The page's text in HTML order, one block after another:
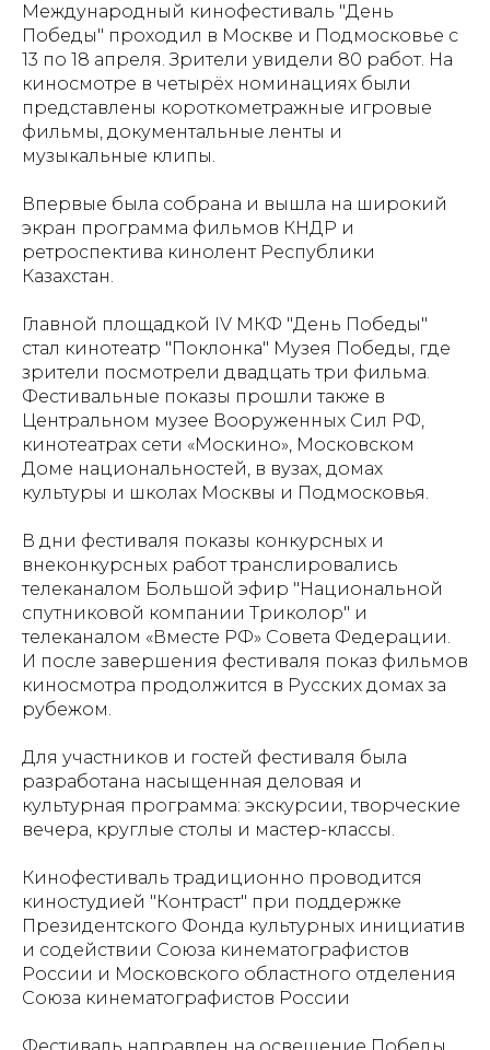
Международный кинофестиваль "День
Победы" проходил в Москве и Подмосковье с
13 по 18 апреля. Зрители увидели 80 работ. На
киносмотре в четырёх номинациях были
представлены короткометражные игровые
фильмы, документальные ленты и
музыкальные клипы.
Впервые была собрана и вышла на широкий
экран программа фильмов КНДР и
ретроспектива кинолент Республики
Казахстан.
Главной площадкой IV МКФ "День Победы"
стал кинотеатр "Поклонка" Музея Победы, где
зрители посмотрели двадцать три фильма.
Фестивальные показы прошли также в
Центральном музее Вооруженных Сил РФ,
кинотеатрах сети «Москино», Московском
Доме национальностей, в вузах, домах
культуры и школах Москвы и Подмосковья.
В дни фестиваля показы конкурсных и
внеконкурсных работ транслировались
телеканалом Большой эфир "Национальной
спутниковой компании Триколор" и
телеканалом «Вместе РФ» Совета Федерации.
И после завершения фестиваля показ фильмов
киносмотра продолжится в Русских домах за
рубежом.
Для участников и гостей фестиваля была
разработана насыщенная деловая и
культурная программа: экскурсии, творческие
вечера, круглые столы и мастер-классы.
Кинофестиваль традиционно проводится
киностудией "Контраст" при поддержке
Президентского Фонда культурных инициатив
и содействии Союза кинематографистов
России и Московского областного отделения
Союза кинематографистов России